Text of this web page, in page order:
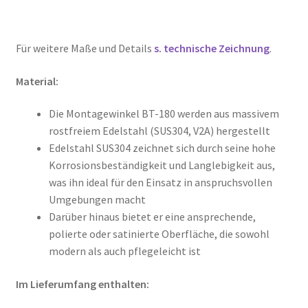
Für weitere Maße und Details s. technische Zeichnung.
Material:
Die Montagewinkel BT-180 werden aus massivem
rostfreiem Edelstahl (SUS304, V2A) hergestellt
Edelstahl SUS304 zeichnet sich durch seine hohe
Korrosionsbeständigkeit und Langlebigkeit aus,
was ihn ideal für den Einsatz in anspruchsvollen
Umgebungen macht
Darüber hinaus bietet er eine ansprechende,
polierte oder satinierte Oberfläche, die sowohl
modern als auch pflegeleicht ist
Im Lieferumfang enthalten: